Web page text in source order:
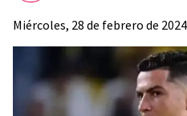
Miércoles, 28 de febrero de